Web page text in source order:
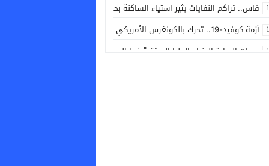
فاس.. تراكم النفايات يثير استياء الساكنة بحي النجاح سيدي إبراهيم
أزمة كوفيد-19.. تحرك بالكونغرس الأمريكي لمقاضاة المستشار الطبي السابق للبيت الأبيض
درجات الحرارة الدنيا والعليا المرتقبة غدا السبت